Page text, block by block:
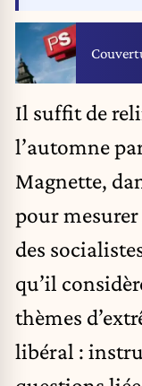
Il suffit de
l’automne
Magnette,
pour
des
qu’il
thèmes
libéral :